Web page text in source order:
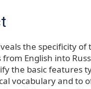
the specificity of
English into
the basic features
vocabulary and to